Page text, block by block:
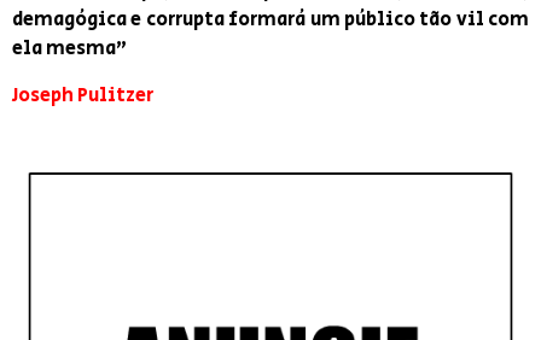
demagógica e corrupta formará um público tão vil com
ela mesma”
Joseph Pulitzer